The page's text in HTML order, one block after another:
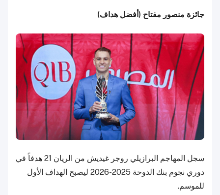
جائزة منصور مفتاح (أفضل هداف)
سجل المهاجم البرازيلي روجر غيديش من الريان 21 هدفاً في
دوري نجوم بنك الدوحة 2025-2026 ليصبح الهداف الأول
للموسم.